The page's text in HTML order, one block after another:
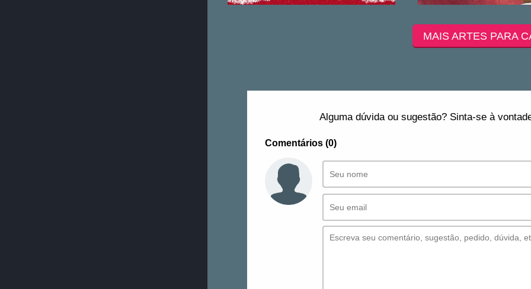
MAIS ARTES PARA
Alguma dúvida ou sugestão? Sinta-se à
Comentários (0)